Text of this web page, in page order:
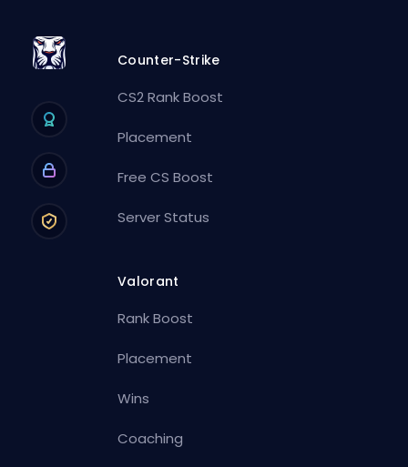
Counter-Strike
CS2 Rank Boost
Placement
Free CS Boost
Server Status
Valorant
Rank Boost
Placement
Wins
Coaching